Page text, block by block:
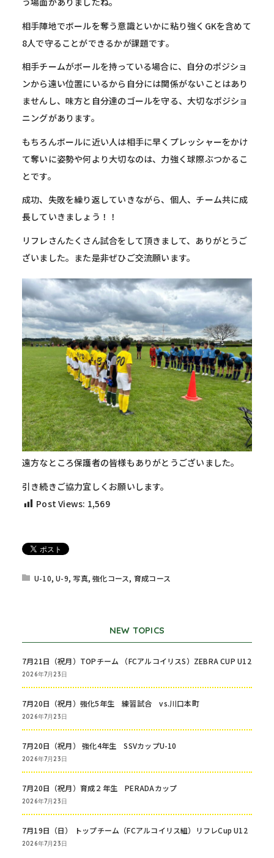
相手陣地でボールを奪う意識といかに粘り強くGKを含めて
8人で守ることができるかが課題です。
相手チームがボールを持っている場合に、自分のポジショ
ンから遠い位置にいるから自分には関係がないことはあり
ませんし、味方と自分達のゴールを守る、大切なポジショ
ニングがあります。
もちろんボールに近い人は相手に早くプレッシャーをかけ
て奪いに姿勢や何より大切なのは、力強く球際ぶつかるこ
とです。
成功、失敗を繰り返していきながら、個人、チーム共に成
長していきましょう！！
リフレさんたくさん試合をして頂きまして、ありがとうご
ざいました。また是非ぜひご交流願います。
遠方なところ保護者の皆様もありがとうございました。
引き続きご協力宜しくお願いします。
Post Views: 1,569
U-10,U-9, 写真,強化コース, 育成コース
NEW TOPICS
7月21日（祝月）TOPチーム （FCアルコイリスS）ZEBRA CUP U12
2026年7月23日
7月20日（祝月）強化5年生 練習試合 vs.川口本町
2026年7月23日
7月20日（祝月） 強化4年生 SSVカップU-10
2026年7月23日
7月20日（祝月）育成２年生 PERADAカップ
2026年7月23日
7月19日（日） トップチーム（FCアルコイリス組）リフレCup U12
2026年7月23日